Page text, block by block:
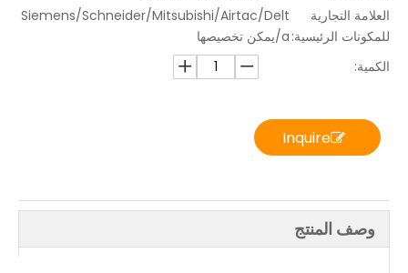
العلامة التجارية
للمكونات الرئيسية:
Siemens/Schneider/Mitsubishi/Airtac/Delt
a/يمكن تخصيصها
الكمية:
Inquire
وصف المنتج